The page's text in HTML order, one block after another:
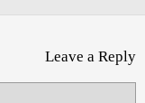
Leave a Reply